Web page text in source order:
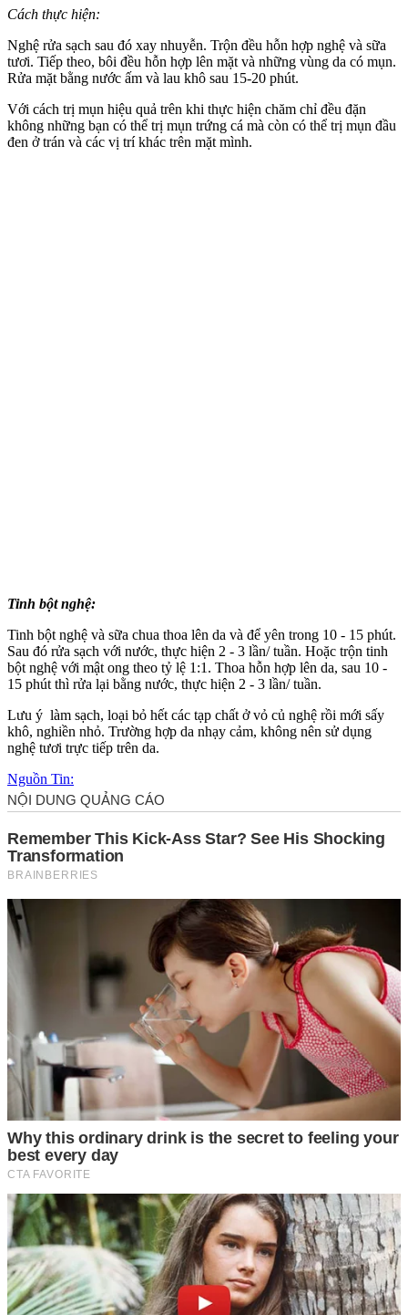
Cách thực hiện:
Nghệ rửa sạch sau đó xay nhuyễn. Trộn đều hỗn hợp nghệ và sữa
tươi. Tiếp theo, bôi đều hỗn hợp lên mặt và những vùng da có mụn.
Rửa mặt bằng nước ấm và lau khô sau 15-20 phút.
Với cách trị mụn hiệu quả trên khi thực hiện chăm chỉ đều đặn
không những bạn có thể trị mụn trứng cá mà còn có thể trị mụn đầu
đen ở trán và các vị trí khác trên mặt mình.
Tinh bột nghệ:
Tinh bột nghệ và sữa chua thoa lên da và để yên trong 10 - 15 phút.
Sau đó rửa sạch với nước, thực hiện 2 - 3 lần/ tuần. Hoặc trộn tinh
bột nghệ với mật ong theo tỷ lệ 1:1. Thoa hỗn hợp lên da, sau 10 -
15 phút thì rửa lại bằng nước, thực hiện 2 - 3 lần/ tuần.
Lưu ý làm sạch, loại bỏ hết các tạp chất ở vỏ củ nghệ rồi mới sấy
khô, nghiền nhỏ. Trường hợp da nhạ‌y cả‌m, không nên sử dụng
nghệ tươi trực tiếp trên da.
Nguồn Tin: